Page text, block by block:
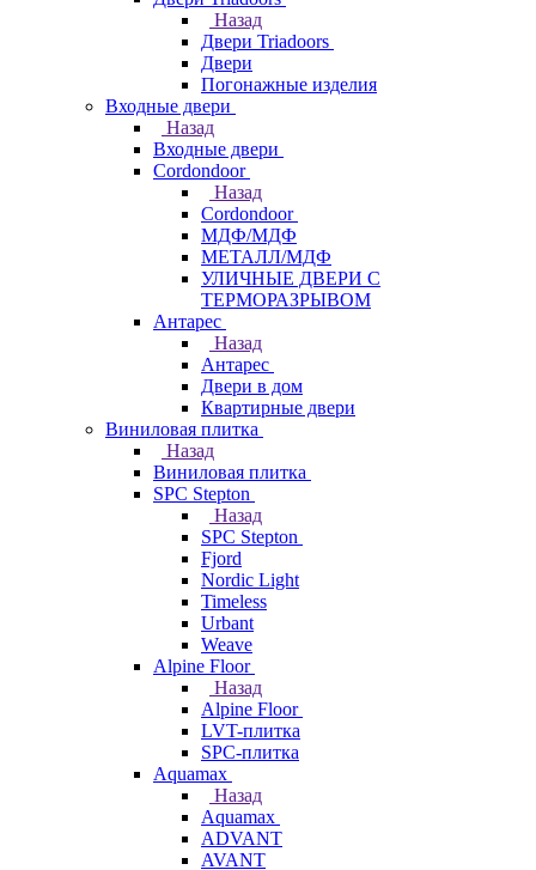
Назад
Двери Triadoors
Двери
Погонажные изделия
Входные двери
Назад
Входные двери
Cordondoor
Назад
Cordondoor
МДФ/МДФ
МЕТАЛЛ/МДФ
УЛИЧНЫЕ ДВЕРИ С
ТЕРМОРАЗРЫВОМ
Антарес
Назад
Антарес
Двери в дом
Квартирные двери
Виниловая плитка
Назад
Виниловая плитка
SPC Stepton
Назад
SPC Stepton
Fjord
Nordic Light
Timeless
Urbant
Weave
Alpine Floor
Назад
Alpine Floor
LVT-плитка
SPC-плитка
Aquamax
Назад
Aquamax
ADVANT
AVANT